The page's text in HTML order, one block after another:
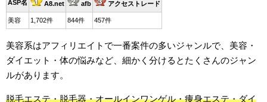
ASP名 A8.net afb アクセストレード
美容 1,702件 844件 457件
美容系はアフィリエイトで一番案件の多いジャンルで、美容・
ダイエット・体の悩みなど、細かく分けるとたくさんのジャン
ルがあります。
脱毛エステ・脱毛器・オールインワンゲル・痩身エステ・ダイ